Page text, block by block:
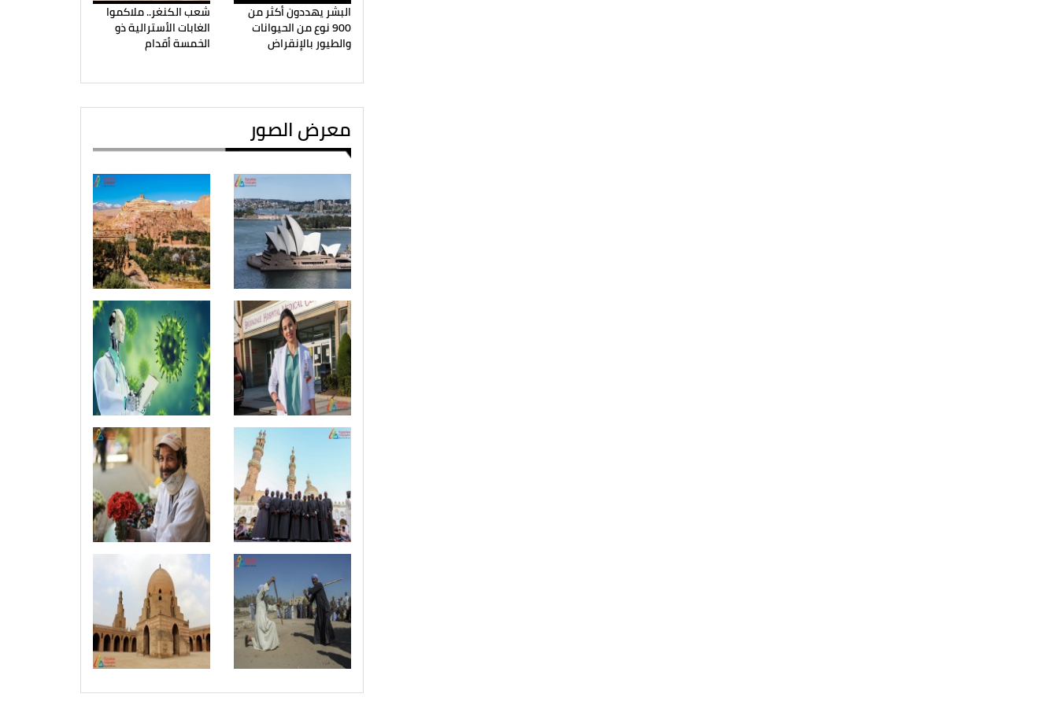
البشر يهددون أكثر من
900 نوع من الحيوانات
والطيور بالإنقراض
شعب الكنغر.. ملاكموا
الغابات الأسترالية ذو
الخمسة أقدام
معرض الصور